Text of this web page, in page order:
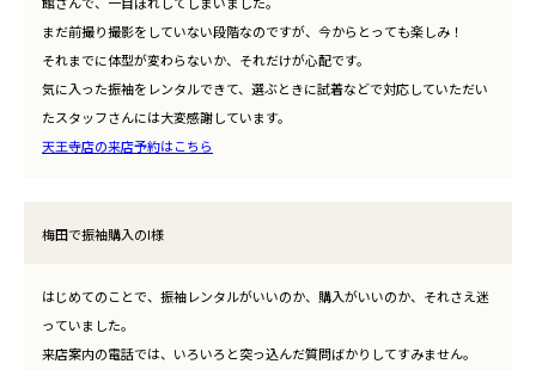
まだ前撮り撮影をしていない段階なのですが、今からとっても楽しみ！
それまでに体型が変わらないか、それだけが心配です。
気に入った振袖をレンタルできて、選ぶときに試着などで対応していただい
たスタッフさんには大変感謝しています。
天王寺店の来店予約はこちら
梅田で振袖購入のI様
はじめてのことで、振袖レンタルがいいのか、購入がいいのか、それさえ迷
っていました。
来店案内の電話では、いろいろと突っ込んだ質問ばかりしてすみません。